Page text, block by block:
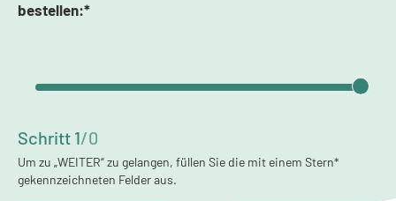
bestellen:*
Schritt 1/0
Um zu „WEITER“ zu gelangen, füllen Sie die mit einem Stern*
gekennzeichneten Felder aus.